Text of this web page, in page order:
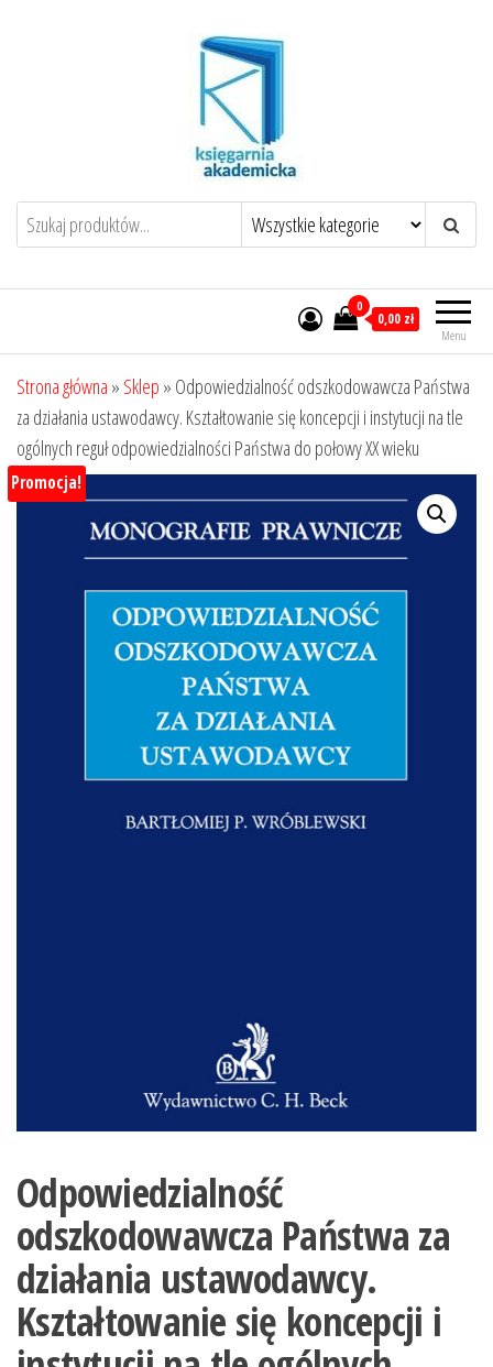
Menu
0
0,00 zł
Strona główna » Sklep » Odpowiedzialność odszkodowawcza Państwa
za działania ustawodawcy. Kształtowanie się koncepcji i instytucji na tle
ogólnych reguł odpowiedzialności Państwa do połowy XX wieku
Promocja!
Odpowiedzialność
odszkodowawcza Państwa za
działania ustawodawcy.
Kształtowanie się koncepcji i